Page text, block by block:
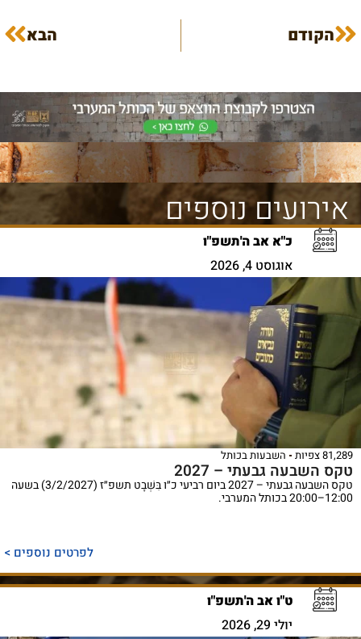
הקודם הבא
אירועים נוספים
כ"א אב ה'תשפ"ו
אוגוסט 4, 2026
81,289 צפיות השבעות בכותל
טקס השבעה גבעתי – 2027
טקס השבעה גבעתי – 2027 ביום רביעי כ״ו בִּשְׁבָט תשפ״ז (3/2/2027) בשעה
12:00–20:00 בכותל המערבי.
לפרטים נוספים >
ט"ו אב ה'תשפ"ו
יולי 29, 2026